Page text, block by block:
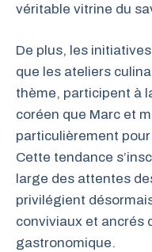
véritable vitrine du
De plus, les
que les ateliers
thème, participent à
coréen que Marc et
particulièrement
Cette tendance
large des attentes
privilégient
conviviaux et ancrés
gastronomique.